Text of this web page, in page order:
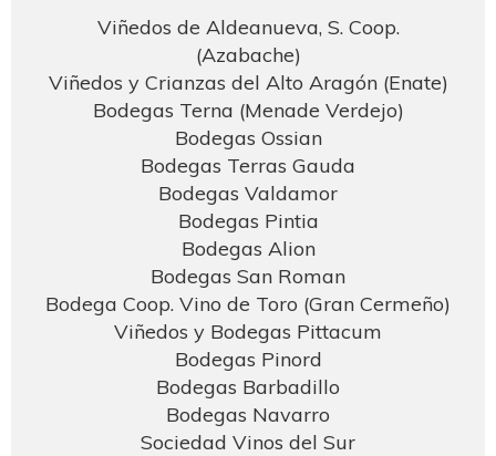
Viñedos de Aldeanueva, S. Coop.
(Azabache)
Viñedos y Crianzas del Alto Aragón (Enate)
Bodegas Terna (Menade Verdejo)
Bodegas Ossian
Bodegas Terras Gauda
Bodegas Valdamor
Bodegas Pintia
Bodegas Alion
Bodegas San Roman
Bodega Coop. Vino de Toro (Gran Cermeño)
Viñedos y Bodegas Pittacum
Bodegas Pinord
Bodegas Barbadillo
Bodegas Navarro
Sociedad Vinos del Sur